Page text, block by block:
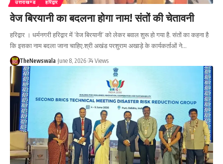
उत्तराखण्ड हरिद्वार
वेज बिरयानी का बदलना होगा नाम! संतों की चेतावनी
हरिद्वार । धर्मनगरी हरिद्वार में ‘वेज बिरयानी’ को लेकर बवाल शुरू हो गया है. संतों का कहना है
कि इसका नाम बदला जाना चाहिए.श्री अखंड परशुराम अखाड़े के कार्यकर्ताओं ने…
TheNewswala June 8, 2026 74 Views